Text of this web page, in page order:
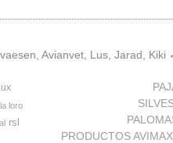
Avianvet, Lus, Jarad,
loro
rsl
PRODUCTOS